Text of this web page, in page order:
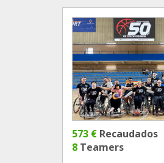
573 € Recaudados
8 Teamers